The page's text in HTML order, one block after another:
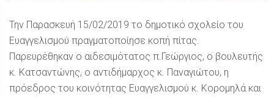
Την Παρασκευή 15/02/2019 το δημοτικό σχολείο του
Ευαγγελισμού πραγματοποίησε κοπή πίτας.
Παρευρέθηκαν ο αιδεσιμότατος π.Γεώργιος, ο βουλευτής
κ. Κατσαντώνης, ο αντιδήμαρχος κ. Παναγιώτου, η
πρόεδρος του κοινότητας Ευαγγελισμού κ. Κορομηλά και